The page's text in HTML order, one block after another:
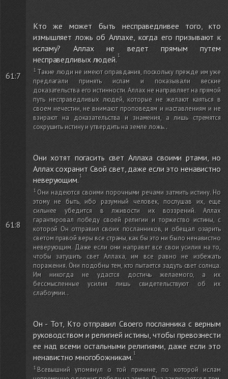
61:7
Кто же может быть несправедливее того, кто
измышляет ложь об Аллахе, когда его призывают к
исламу? Аллах не ведет прямым путем
несправедливых людей.
Такие люди не имеют оправдания, поскольку прежде им уже
предлагали принять ислам и показывали веские
доказательства его истинности. Аллах не направляет на прямой
путь несправедливых людей, которые не желают каяться в
своем нечестии, не внимают проповедям и наставлениям и не
взирают на доказательства и знамения, а лишь стремятся
сокрушить истину и утвердить на земле ложь..
61:8
Они хотят погасить свет Аллаха своими ртами, но
Аллах сохранит Свой свет, даже если это ненавистно
неверующим.
Они надеются своими порочными речами затмить истину. Но
этому не быть, ибо разумный человек, послушав их, еще
сильнее убедится в лживости их воззрений. Аллах
гарантировал победу своей религии и торжество истины, с
которой Он отправил своих посланников, и обещал озарить
светом правой веры все страны, как бы это ни было ненавистно
неверующим. Даже если они направят все свои усилия на то,
чтобы затушить свет Аллаха, им все равно не избежать
поражения. Они подобны тем, кто пытается задуть свет солнца.
Им никогда не удастся достичь желаемого, а их
бессмысленные усилия лишь свидетельствуют об их
слабоумии..
Он - Тот, Кто отправил Своего посланника с верным
руководством и религией истины, чтобы превознести
ее над всеми остальными религиями, даже если это
ненавистно многобожникам.
Всевышний упомянул о той причине, по которой ислам